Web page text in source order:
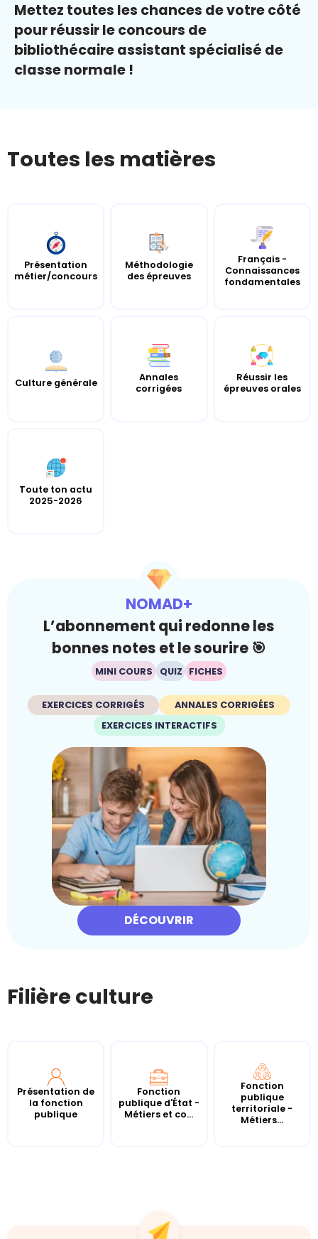
Mettez toutes les chances de votre côté
pour réussir le concours de
bibliothécaire assistant spécialisé de
classe normale !
Toutes les matières
Présentation
métier/concours
Méthodologie
des épreuves
Français -
Connaissances
fondamentales
Culture générale
Annales
corrigées
Réussir les
épreuves orales
Toute ton actu
2025-2026
NOMAD+
L’abonnement qui redonne les
bonnes notes et le sourire 🎯
MINI COURS QUIZ FICHES
EXERCICES CORRIGÉS
ANNALES CORRIGÉES
EXERCICES INTERACTIFS
DÉCOUVRIR
Filière culture
Présentation de
la fonction
publique
Fonction
publique d'État -
Métiers et co...
Fonction
publique
territoriale -
Métiers...